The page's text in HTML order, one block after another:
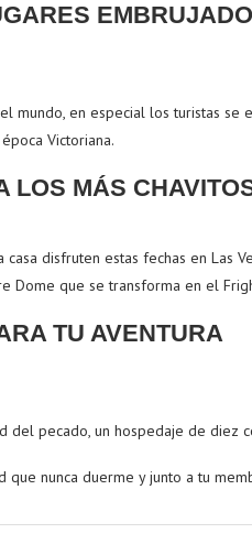
mundo, en especial los turistas
Victoriana.
LOS MÁS
disfruten estas fechas en Las
Dome que se transforma en el
TU AVENTURA
del pecado, un hospedaje de diez
que nunca duerme y junto a tu